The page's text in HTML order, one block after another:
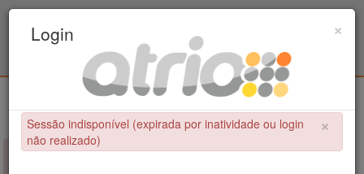
Civil / UPE
×
NÃO FOI POSSÍVEL CONCLUIR A OPERAÇÃO
×
Login
×
Sessão indisponível (expirada por inatividade ou login
não realizado)